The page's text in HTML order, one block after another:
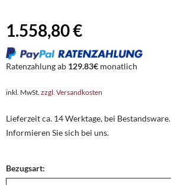
1.558,80 €
Ratenzahlung ab 129.83€ monatlich
inkl. MwSt. zzgl. Versandkosten
Lieferzeit ca. 14 Werktage, bei Bestandsware.
Informieren Sie sich bei uns.
Bezugsart: